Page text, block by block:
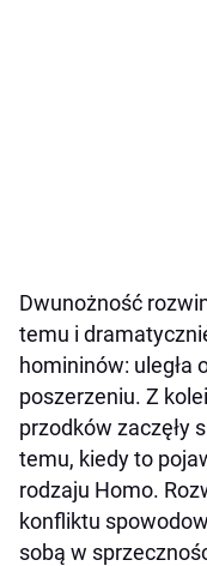
Dwunożność
temu i
homininów: uległa
poszerzeniu. Z
przodków zaczęły
temu, kiedy to
rodzaju Homo.
konfliktu
sobą w